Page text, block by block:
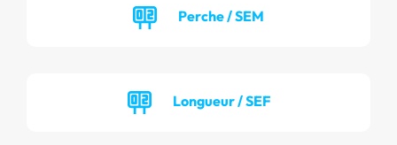
Perche / SEM
Longueur / SEF